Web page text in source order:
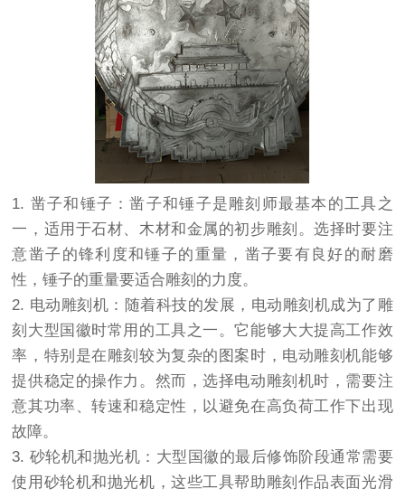
1. 凿子和锤子：凿子和锤子是雕刻师最基本的工具之
一，适用于石材、木材和金属的初步雕刻。选择时要注
意凿子的锋利度和锤子的重量，凿子要有良好的耐磨
性，锤子的重量要适合雕刻的力度。
2. 电动雕刻机：随着科技的发展，电动雕刻机成为了雕
刻大型国徽时常用的工具之一。它能够大大提高工作效
率，特别是在雕刻较为复杂的图案时，电动雕刻机能够
提供稳定的操作力。然而，选择电动雕刻机时，需要注
意其功率、转速和稳定性，以避免在高负荷工作下出现
故障。
3. 砂轮机和抛光机：大型国徽的最后修饰阶段通常需要
使用砂轮机和抛光机，这些工具帮助雕刻作品表面光滑